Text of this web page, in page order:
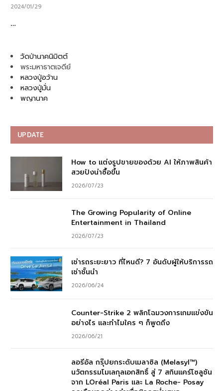
2024/01/29
…
วัดป่านาคนิมิตต์
พระมหาธาตเจดีย์
หลวงปู่อว้าน
หลวงปู่มั่น
พญานาค
UPDATE
How to แต่งรูปขายของด้วย AI ให้ภาพสินค้า
สวยปังน่าซื้อขึ้น
2026/07/23
The Growing Popularity of Online
Entertainment in Thailand
2026/07/23
เช่ารถระยะยาว ที่ไหนดี? 7 อันดับผู้ให้บริการรถ
เช่าชั้นนำ
2026/06/24
Counter-Strike 2 พลิกโฉมวงการเกมแข่งขัน
อย่างไร และทำไมใคร ๆ ก็พูดถึง
2026/06/21
ลอรีอัล กรุ๊ปยกระดับเมลาซิล (Melasyl™)
นวัตกรรมโมเลกุลเอกสิทธิ์ สู่ 7 สกินแคร์โซลูชัน
จาก LOréal Paris และ La Roche- Posay